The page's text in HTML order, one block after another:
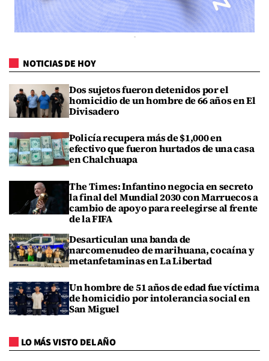
NOTICIAS DE HOY
Dos sujetos fueron detenidos por el
homicidio de un hombre de 66 años en El
Divisadero
Policía recupera más de $1,000 en
efectivo que fueron hurtados de una casa
en Chalchuapa
The Times: Infantino negocia en secreto
la final del Mundial 2030 con Marruecos a
cambio de apoyo para reelegirse al frente
de la FIFA
Desarticulan una banda de
narcomenudeo de marihuana, cocaína y
metanfetaminas en La Libertad
Un hombre de 51 años de edad fue víctima
de homicidio por intolerancia social en
San Miguel
LO MÁS VISTO DEL AÑO